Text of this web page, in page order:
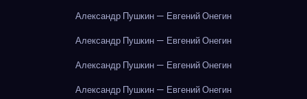
Александр Пушкин — Евгений Онегин
Александр Пушкин — Евгений Онегин
Александр Пушкин — Евгений Онегин
Александр Пушкин — Евгений Онегин